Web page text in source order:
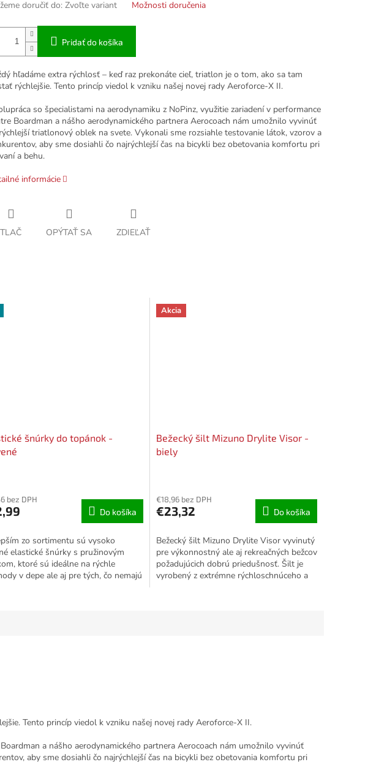
doručiť do: Zvoľte variant Možnosti doručenia
Pridať do košíka
hľadáme extra rýchlosť – keď raz prekonáte cieľ, triatlon je o tom, ako sa tam
rýchlejšie. Tento princíp viedol k vzniku našej novej rady Aeroforce-X II.
so špecialistami na aerodynamiku z NoPinz, využitie zariadení v performance
Boardman a nášho aerodynamického partnera Aerocoach nám umožnilo vyvinúť
triatlonový oblek na svete. Vykonali sme rozsiahle testovanie látok, vzorov a
aby sme dosiahli čo najrýchlejší čas na bicykli bez obetovania komfortu pri
a behu.
informácie
TLAČ OPÝTAŤ SA ZDIEĽAŤ
šnúrky do topánok -
bez DPH
Do košíka
zo sortimentu sú vysoko
elastické šnúrky s pružinovým
ktoré sú ideálne na rýchle
v depe ale aj pre tých, čo nemajú
Akcia
Bežecký šilt Mizuno Drylite Visor -
biely
€18,96 bez DPH
€23,32 Do košíka
Bežecký šilt Mizuno Drylite Visor vyvinutý
pre výkonnostný ale aj rekreačných bežcov
požadujúcich dobrú priedušnosť. Šilt je
vyrobený z extrémne rýchloschnúceho a
Tento princíp viedol k vzniku našej novej rady Aeroforce-X II.
a nášho aerodynamického partnera Aerocoach nám umožnilo vyvinúť
aby sme dosiahli čo najrýchlejší čas na bicykli bez obetovania komfortu pri